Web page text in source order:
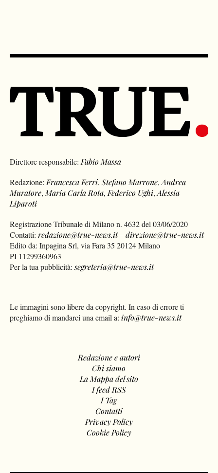
Direttore responsabile: Fabio Massa
Redazione: Francesca Ferri,Stefano Marrone,Andrea
Muratore, Maria Carla Rota, Federico Ughi,Alessia
Liparoti
Registrazione Tribunale di Milano n. 4632 del 03/06/2020
Contatti:redazione@true-news.it–direzione@true-news.it
Edito da: Inpagina Srl, via Fara 35 20124 Milano
PI 11299360963
Per la tua pubblicità:segreteria@true-news.it
Le immagini sono libere da copyright. In caso di errore ti
preghiamo di mandarci una email a: info@true-news.it
Redazione e autori
Chi siamo
La Mappa del sito
I feed RSS
I Tag
Contatti
Privacy Policy
Cookie Policy